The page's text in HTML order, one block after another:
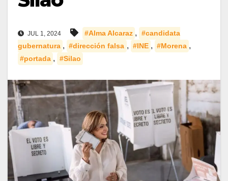
JUL 1, 2024 #Alma Alcaraz ,
#candidata
gubernatura , #dirección falsa , #INE , #Morena ,
#portada , #Silao